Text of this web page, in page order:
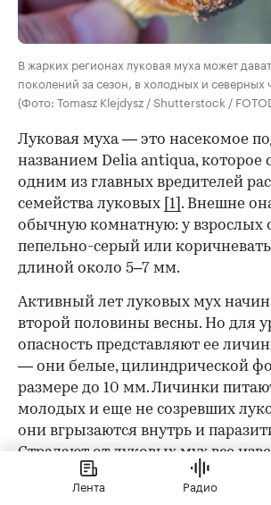
В жарких регионах луковая муха может
поколений за сезон, в холодных и
(Фото: Tomasz Klejdysz / Shutterstock /
00:00
Луковая муха — это насекомое
названием Delia antiqua, которое
одним из главных вредителей
семейства луковых [1] . Внешне
обычную комнатную: у взрослых
пепельно-серый или
длиной около 5–7 мм.
Активный лет луковых мух
второй половины весны. Но для
опасность представляют ее
— они белые, цилиндрической
размере до 10 мм. Личинки
молодых и еще не созревших
они вгрызаются внутрь и
Страдают от луковых мух все
наиболее распространенные
растения — обычный зеленый
Лента Радио